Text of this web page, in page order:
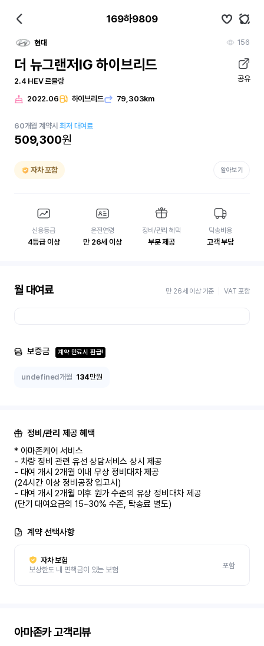
169하9809
현대 156
더 뉴그랜저IG 하이브리드
2.4 HEV 르블랑 공유
2022.06 하이브리드 79,303km
60개월 계약시최저 대여료
509,300원
자차 포함 알아보기
신용등급
4등급 이상
운전연령
만 26세 이상
정비/관리 혜택
부분 제공
탁송비용
고객 부담
월 대여료 만 26세 이상 기준 VAT 포함
보증금 계약 만료시 환급!
undefined개월 134만원
정비/관리 제공 혜택
* 아마존케어 서비스
- 차량 정비 관련 유선 상담서비스 상시 제공
- 대여 개시 2개월 이내 무상 정비대차 제공
(24시간 이상 정비공장 입고시)
- 대여 개시 2개월 이후 원가 수준의 유상 정비대차 제공
(단기 대여요금의 15~30% 수준, 탁송료 별도)
계약 선택사항
자차 보험
보상한도 내 면책금이 있는 보험
포함
아마존카고객리뷰